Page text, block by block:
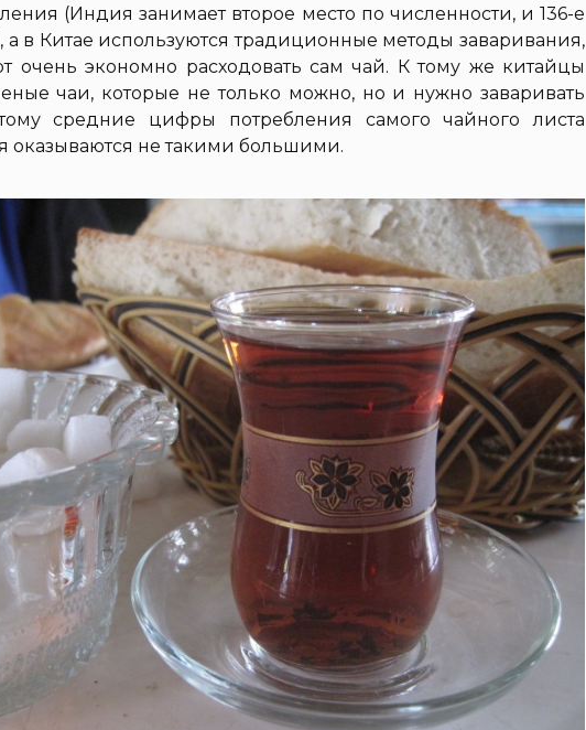
(Индия занимает второе место по численности, и 136-е
в Китае используются традиционные методы заваривания,
очень экономно расходовать сам чай. К тому же китайцы
чаи, которые не только можно, но и нужно заваривать
средние цифры потребления самого чайного листа
оказываются не такими большими.